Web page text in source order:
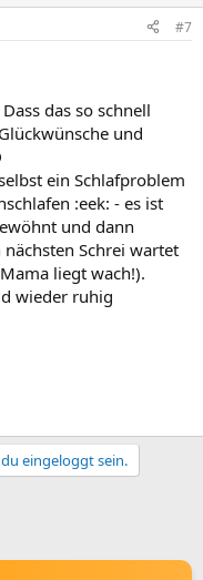
#7
das so schnell
und
ein Schlafproblem
:eek: - es ist
und dann
Schrei wartet
liegt wach!).
wieder ruhig
eingeloggt sein.